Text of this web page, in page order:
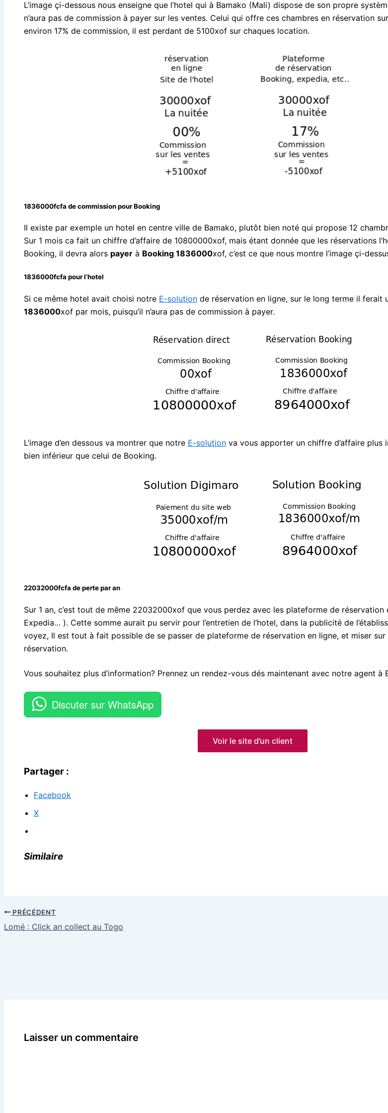
L’image çi-dessous nous enseigne que l’hotel qui à Bamako (Mali) dispose de son propre
n’aura pas de commission à payer sur les ventes. Celui qui offre ces chambres en réservation
environ 17% de commission, il est perdant de 5100xof sur chaques location.
1836000fcfa de commission pour Booking
Il existe par exemple un hotel en centre ville de Bamako, plutôt bien noté qui propose 12
Sur 1 mois ca fait un chiffre d’affaire de 10800000xof, mais étant donnée que les réservations
Booking, il devra alors payer à Booking 1836000xof, c’est ce que nous montre l’image çi-
1836000fcfa pour l’hotel
Si ce même hotel avait choisi notre E-solution de réservation en ligne, sur le long terme il ferait
1836000xof par mois, puisqu’il n’aura pas de commission à payer.
L’image d’en dessous va montrer que notre E-solution va vous apporter un chiffre d’affaire plus
bien inférieur que celui de Booking.
22032000fcfa de perte par an
Sur 1 an, c’est tout de même 22032000xof que vous perdez avec les plateforme de réservation
Expedia… ). Cette somme aurait pu servir pour l’entretien de l’hotel, dans la publicité de
voyez, Il est tout à fait possible de se passer de plateforme de réservation en ligne, et miser
réservation.
Vous souhaitez plus d’information? Prennez un rendez-vous dés maintenant avec notre agent à
Discuter sur WhatsApp
Voir le site d’un client
Partager :
Facebook
X
Similaire
PRÉCÉDENT
Lomé : Click an collect au Togo
Laisser un commentaire